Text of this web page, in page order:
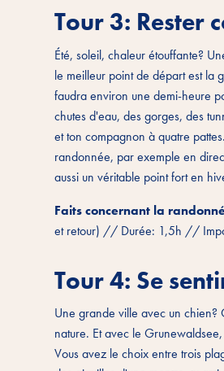
Tour 3: Rester
Été, soleil, chaleur étouffante?
le meilleur point de départ est la
faudra environ une demi-heure
chutes d'eau, des gorges, des
et ton compagnon à quatre
randonnée, par exemple en
aussi un véritable point fort en
Faits concernant la
et retour) // Durée: 1,5h //
Tour 4: Se
Une grande ville avec un chien?
nature. Et avec le
Vous avez le choix entre trois